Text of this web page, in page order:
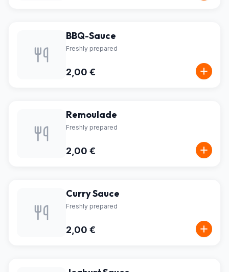
BBQ-Sauce
Freshly prepared
2,00 €
Remoulade
Freshly prepared
2,00 €
Curry Sauce
Freshly prepared
2,00 €